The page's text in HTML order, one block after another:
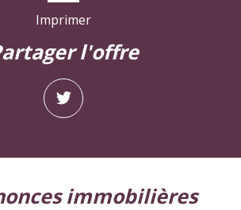
Imprimer
partager l'offre